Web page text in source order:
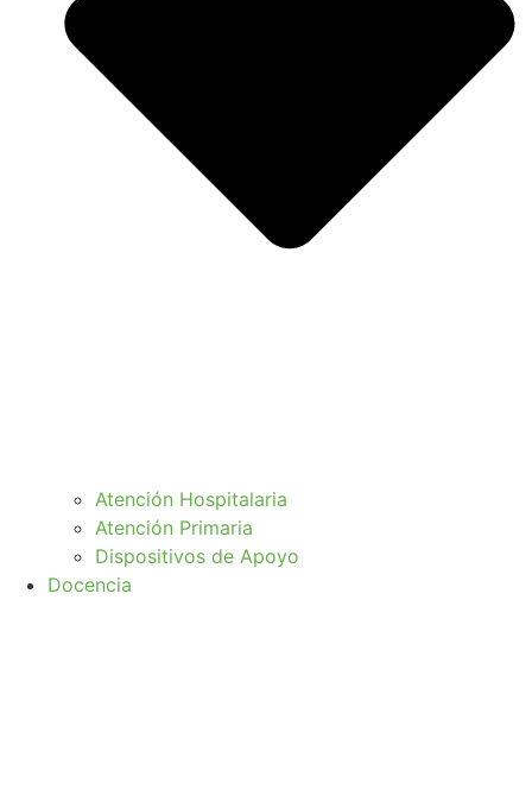
Atención Hospitalaria
Atención Primaria
Dispositivos de Apoyo
Docencia